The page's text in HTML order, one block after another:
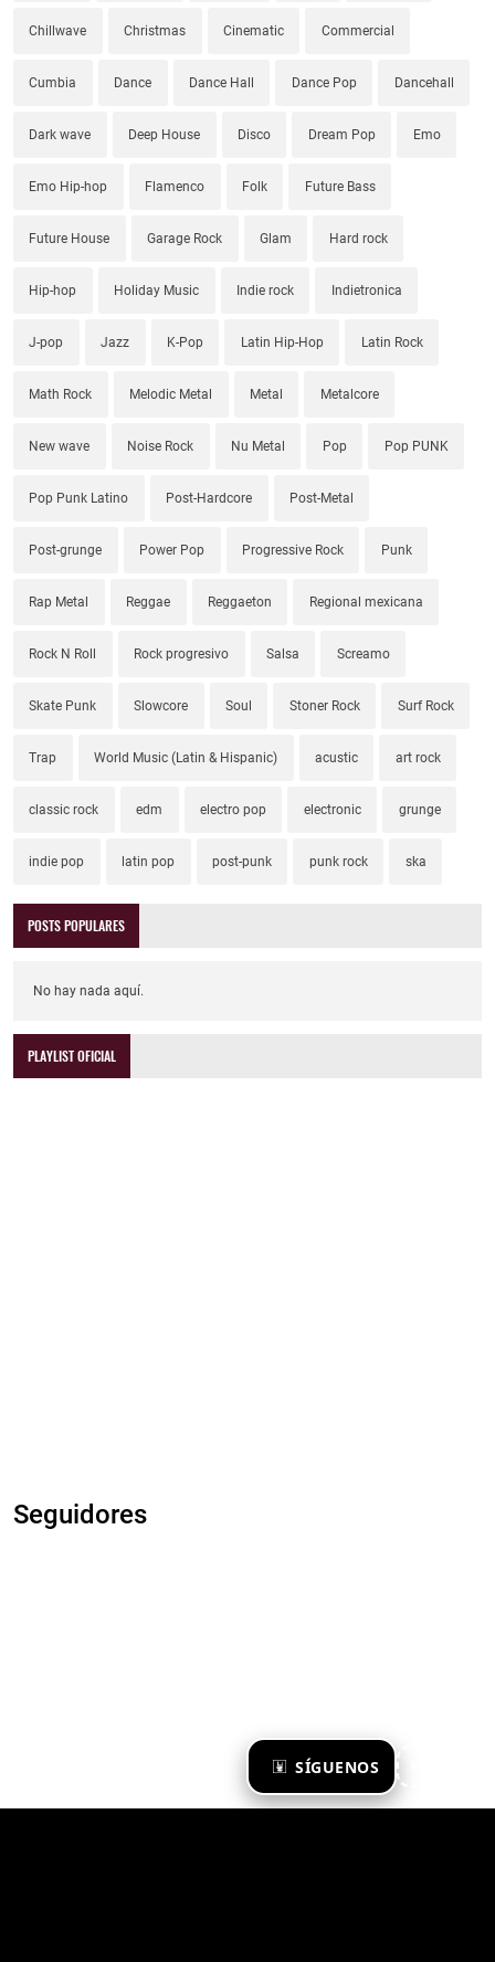
SÍGUENOS
Chillwave Christmas Cinematic Commercial
Cumbia Dance Dance Hall Dance Pop Dancehall
Dark wave Deep House Disco Dream Pop Emo
Emo Hip-hop Flamenco Folk Future Bass
Future House Garage Rock Glam Hard rock
Hip-hop Holiday Music Indie rock Indietronica
J-pop Jazz K-Pop Latin Hip-Hop Latin Rock
Math Rock Melodic Metal Metal Metalcore
New wave Noise Rock Nu Metal Pop Pop PUNK
Pop Punk Latino Post-Hardcore Post-Metal
Post-grunge Power Pop Progressive Rock Punk
Rap Metal Reggae Reggaeton Regional mexicana
Rock N Roll Rock progresivo Salsa Screamo
Skate Punk Slowcore Soul Stoner Rock Surf Rock
Trap World Music (Latin & Hispanic) acustic art rock
classic rock edm electro pop electronic grunge
indie pop latin pop post-punk punk rock ska
POSTS POPULARES
No hay nada aquí.
PLAYLIST OFICIAL
Seguidores